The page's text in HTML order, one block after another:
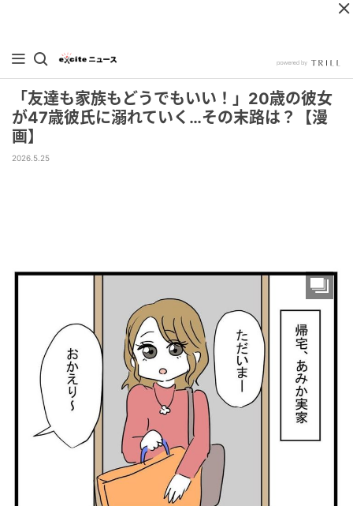
「友達も家族もどうでもいい！」20歳の彼女
が47歳彼氏に溺れていく…その末路は？【漫
画】
2026.5.25